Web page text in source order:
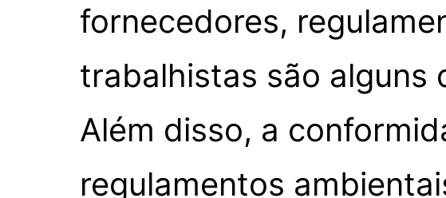
fornecedores,
trabalhistas são alguns
Além disso, a
regulamentos